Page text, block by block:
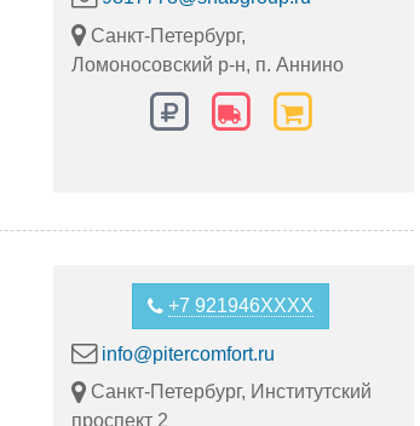
Санкт-Петербург,
Ломоносовский р-н, п. Аннино
+7 921946XXXX
info@pitercomfort.ru
Санкт-Петербург, Институтский
проспект 2